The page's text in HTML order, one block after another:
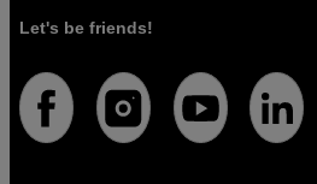
Let's be friends!